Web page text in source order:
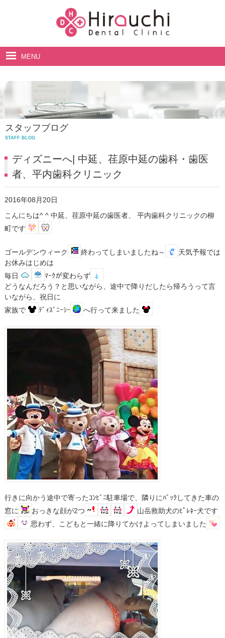
MENU
院長・スタッフ紹介
診療案内
アクセス・診療時間
スタッフブログ
STAFF BLOG
ディズニーへ| 中延、荏原中延の歯科・歯医
者、平内歯科クリニック
2016年08月20日
こんにちは^ ^ 中延、荏原中延の歯医者、 平内歯科クリニックの柳
町です
ゴールデンウィーク 終わってしまいましたね～
天気予報では
お休みはじめは
毎日
ﾏｰｸが変わらず
どうなんだろう？と思いながら、途中で降りだしたら帰ろうって言
いながら、祝日に
家族で
ﾃﾞｨｽﾞﾆｰｼｰ へ行って来ました
行きに向かう途中で寄ったｺﾝﾋﾞﾆ駐車場で、隣りにﾊﾞｯｸしてきた車の
窓に
おっきな顔が2つ
山岳救助犬のﾋﾟﾚﾈｰ犬です
思わず、こどもと一緒に降りてかけよってしまいました